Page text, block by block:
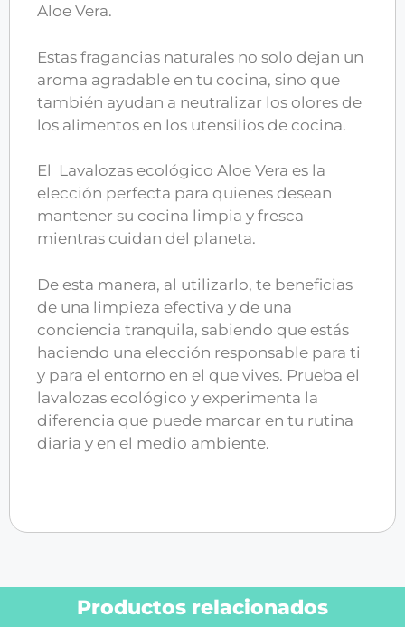
Aloe Vera.
Estas fragancias naturales no solo dejan un
aroma agradable en tu cocina, sino que
también ayudan a neutralizar los olores de
los alimentos en los utensilios de cocina.
El Lavalozas ecológico Aloe Vera es la
elección perfecta para quienes desean
mantener su cocina limpia y fresca
mientras cuidan del planeta.
De esta manera, al utilizarlo, te beneficias
de una limpieza efectiva y de una
conciencia tranquila, sabiendo que estás
haciendo una elección responsable para ti
y para el entorno en el que vives. Prueba el
lavalozas ecológico y experimenta la
diferencia que puede marcar en tu rutina
diaria y en el medio ambiente.
Productos relacionados